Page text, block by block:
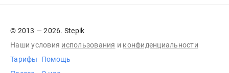
© 2013 — 2026. Stepik
Наши условия использования и конфиденциальности
Тарифы
Помощь